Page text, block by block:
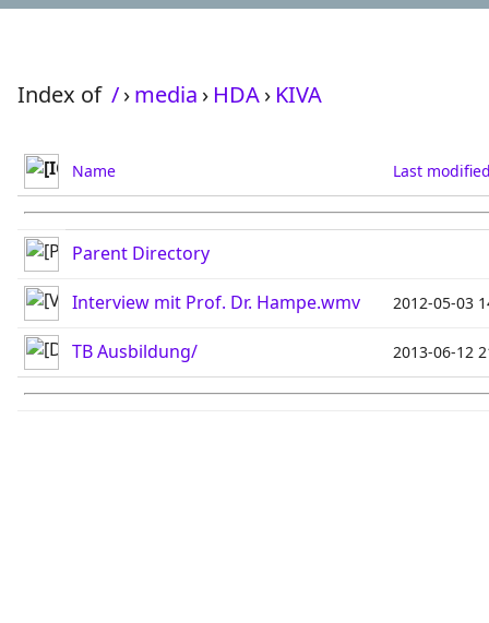
Index of /›media › HDA› KIVA
Name Last
Parent Directory
Interview mit Prof. Dr. Hampe.wmv 2012-05-03
TB Ausbildung/ 2013-06-12